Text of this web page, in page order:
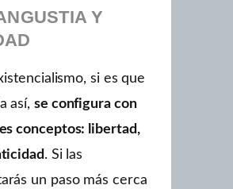
Y
si es que
así,se configura con
conceptos: libertad,
. Si las
un paso más cerca